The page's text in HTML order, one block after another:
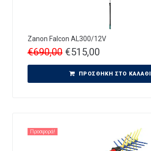
Zanon Falcon AL300/12V
€690,00 €515,00
ΠΡΟΣΘΉΚΗ ΣΤΟ ΚΑΛΆΘΙ
Προσφορά!